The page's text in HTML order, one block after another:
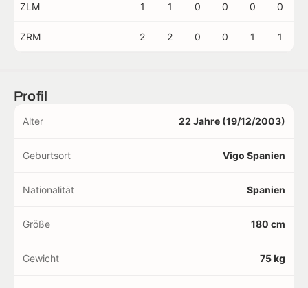
ZLM 1 1 0 0 0 0
ZRM 2 2 0 0 1 1
Profil
Alter 22 Jahre (19/12/2003)
Geburtsort Vigo Spanien
Nationalität Spanien
Größe 180 cm
Gewicht 75 kg